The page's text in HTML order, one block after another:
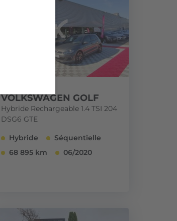
VOLKSWAGEN GOLF
Hybride Rechargeable 1.4 TSI 204
DSG6 GTE
Hybride
Séquentielle
68 895 km
06/2020